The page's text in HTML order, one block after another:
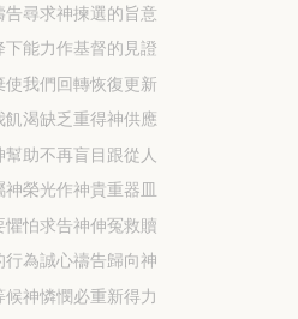
告尋求神揀選的旨意
下能力作基督的見證
使我們回轉恢復更新
飢渴缺乏重得神供應
幫助不再盲目跟從人
神榮光作神貴重器皿
懼怕求告神伸冤救贖
行為誠心禱告歸向神
候神憐憫必重新得力